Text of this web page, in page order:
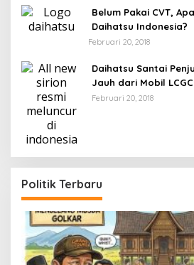
Belum Pakai CVT,
Daihatsu Indonesia?
Februari 20, 2018
Daihatsu Santai
Jauh dari Mobil LCGC
Februari 20, 2018
Politik Terbaru